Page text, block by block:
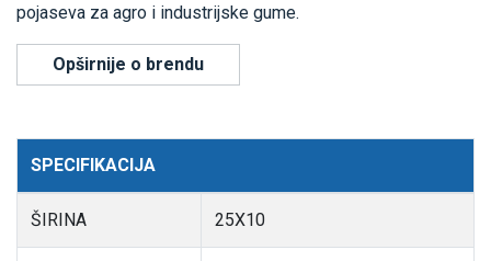
pojaseva za agro i industrijske gume.
Opširnije o brendu
SPECIFIKACIJA
ŠIRINA 25X10